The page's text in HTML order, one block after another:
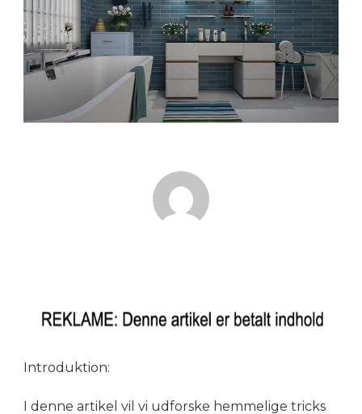
Introduktion:
I denne artikel vil vi udforske hemmelige tricks